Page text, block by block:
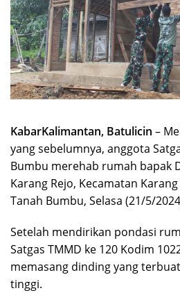
KabarKalimantan, Batulicin –
yang sebelumnya, anggota
Bumbu merehab rumah bapak
Karang Rejo, Kecamatan
Tanah Bumbu, Selasa (21/5/
Setelah mendirikan pondasi
Satgas TMMD ke 120 Kodim
memasang dinding yang
tinggi.